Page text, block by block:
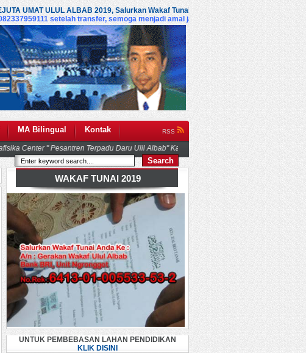
ALBAB 2019, Salurkan Wakaf Tunai Anda Kerekening bank Badan Wakaf Ulul
setelah transfer, semoga menjadi amal jariyah kita semua (amiin)
MA Bilingual Kontak RSS
WAKAF TUNAI 2019
UNTUK PEMBEBASAN LAHAN PENDIDIKAN
KLIK DISINI